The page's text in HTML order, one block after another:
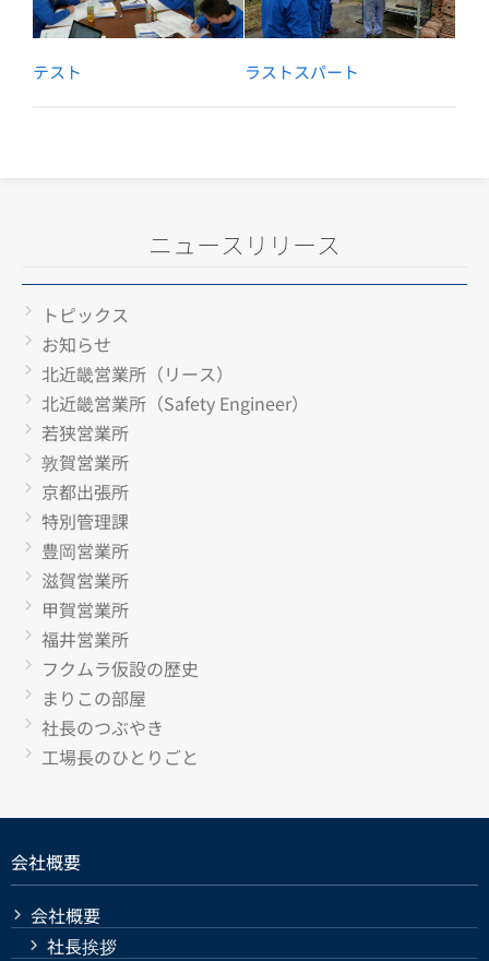
テスト ラストスパート
ニュースリリース
トピックス
お知らせ
北近畿営業所（リース）
北近畿営業所（Safety Engineer）
若狭営業所
敦賀営業所
京都出張所
特別管理課
豊岡営業所
滋賀営業所
甲賀営業所
福井営業所
フクムラ仮設の歴史
まりこの部屋
社長のつぶやき
工場長のひとりごと
会社概要
会社概要
社長挨拶